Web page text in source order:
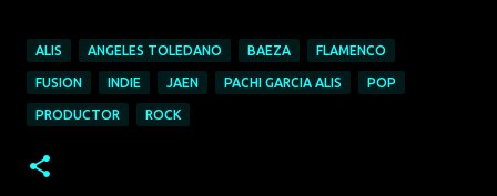
ALIS ANGELES TOLEDANO BAEZA FLAMENCO
FUSION INDIE JAEN PACHI GARCIA ALIS POP
PRODUCTOR ROCK